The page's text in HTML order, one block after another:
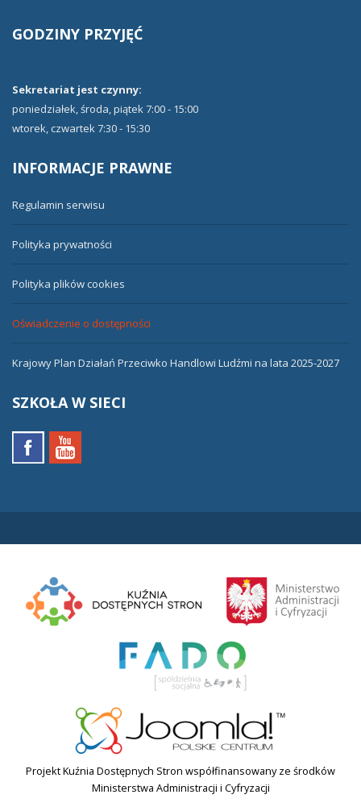
GODZINY PRZYJĘĆ
Sekretariat jest czynny:
poniedziałek, środa, piątek 7:00 - 15:00
wtorek, czwartek 7:30 - 15:30
INFORMACJE PRAWNE
Regulamin serwisu
Polityka prywatności
Polityka plików cookies
Oświadczenie o dostępności
Krajowy Plan Działań Przeciwko Handlowi Ludźmi na lata 2025-2027
SZKOŁAW SIECI
Projekt Kuźnia Dostępnych Stron współfinansowany ze środków
Ministerstwa Administracji i Cyfryzacji